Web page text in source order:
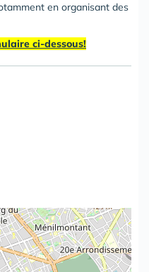
en organisant des
ci-dessous!